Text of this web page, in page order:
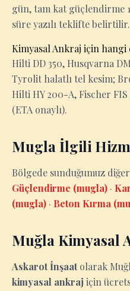
gün, tam kat güçlendirme
süre yazılı teklifte belirtilir.
Kimyasal Ankraj için hangi
Hilti DD 350, Husqvarna
Tyrolit halatlı tel kesim;
Hilti HY 200-A, Fischer
(ETA onaylı).
Mugla İlgili
Bölgede sunduğumuz
Güçlendirme (mugla) ·
(mugla) · Beton Kırma
Muğla Kimyasal
Askarot İnşaatolarak
kimyasal ankraj için